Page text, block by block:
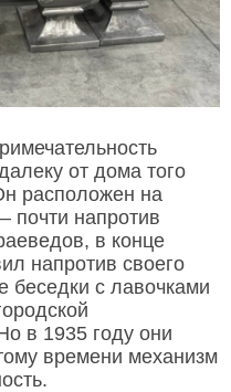
от дома того
расположен на
почти напротив
в конце
напротив своего
беседки с лавочками
в 1935 году они
времени механизм